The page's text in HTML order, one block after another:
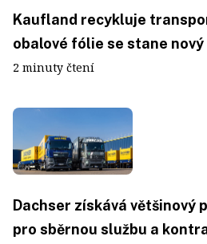
Kaufland recykluje
obalové fólie se stane
2 minuty čtení
Dachser získává většinový
pro sběrnou službu a